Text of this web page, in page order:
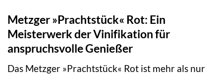
Metzger »Prachtstück« Rot: Ein
Meisterwerk der Vinifikation für
anspruchsvolle Genießer
Das Metzger »Prachtstück« Rot ist mehr als nur